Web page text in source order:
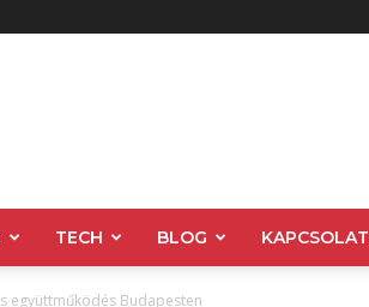
TECH BLOG KAPCSOLAT
együttműködés Budapesten